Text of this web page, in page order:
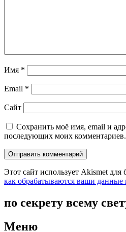
Имя *
Email *
Сайт
Сохранить моё имя, email и
последующих моих комментариев.
Этот сайт использует Akismet
как обрабатываются ваши данные
по секрету всему
Меню